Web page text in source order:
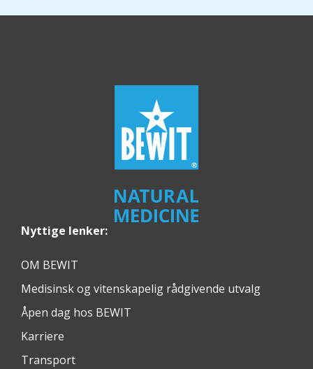
Nyttige lenker:
OM BEWIT
Medisinsk og vitenskapelig rådgivende utvalg
Åpen dag hos BEWIT
Karriere
Transport